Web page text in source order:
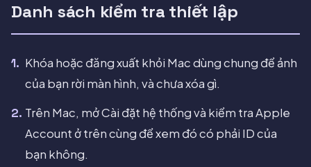
Danh sách kiểm tra thiết lập
Khóa hoặc đăng xuất khỏi Mac dùng chung để ảnh
của bạn rời màn hình, và chưa xóa gì.
Trên Mac, mở Cài đặt hệ thống và kiểm tra Apple
Account ở trên cùng để xem đó có phải ID của
bạn không.